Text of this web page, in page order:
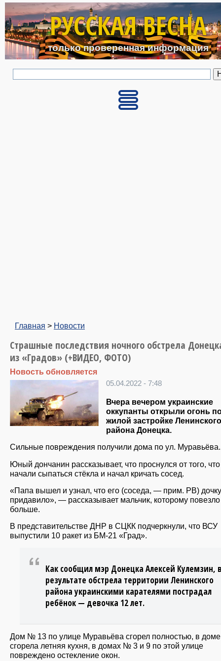
Перейти к основному
РУССКАЯ ВЕСНА
только проверенная информация
Главная > Новости
Страшные последствия ночного обстрела
из «Градов» (+ВИДЕО, ФОТО)
Новость обновляется
05.04.2022 - 7:48
Вчера вечером украинские
оккупанты открыли огонь
жилой застройке Ленинского
района Донецка.
Сильные повреждения получили дома по ул. Муравьёва.
Юный дончанин рассказывает, что проснулся от того, что
начали сыпаться стёкла и начал кричать сосед.
«Папа вышел и узнал, что его (соседа, — прим. РВ) дочку
придавило», — рассказывает мальчик, которому повезло
больше.
В представительстве ДНР в СЦКК подчеркнули, что ВСУ
выпустили 10 ракет из БМ-21 «Град».
Как сообщил мэр Донецка Алексей Кулемзин,
результате обстрела территории Ленинского
района украинскими карателями пострадал
ребёнок — девочка 12 лет.
Дом № 13 по улице Муравьёва сгорел полностью, в
сгорела летняя кухня, в домах № 3 и 9 по этой улице
повреждено остекление окон.